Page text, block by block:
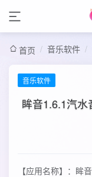
首页 / 音乐软件 /
音乐软件
眸音1.6.1汽
【应用名称】：眸音